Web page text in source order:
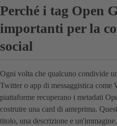
Perché i tag Open
importanti per la
social
Ogni volta che qualcuno condivide
Twitter o app di messaggistica come
piattaforme recuperano i metadati
costruire una card di anteprima.
titolo, una descrizione e